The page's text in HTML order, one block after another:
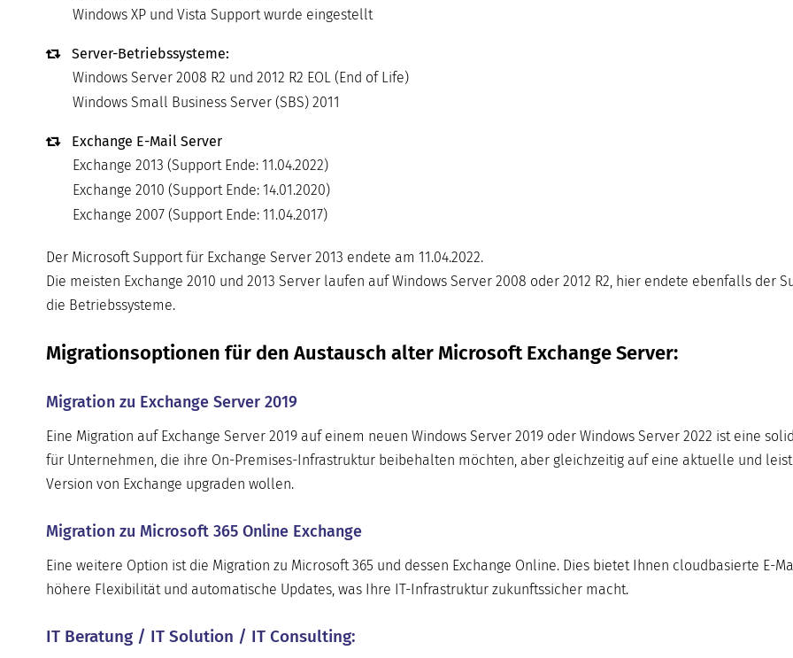
Windows XP und Vista Support wurde eingestellt
Server-Betriebssysteme:
Windows Server 2008 R2 und 2012 R2 EOL (End of Life)
Windows Small Business Server (SBS) 2011
Exchange E-Mail Server
Exchange 2013 (Support Ende: 11.04.2022)
Exchange 2010 (Support Ende: 14.01.2020)
Exchange 2007 (Support Ende: 11.04.2017)
Der Microsoft Support für Exchange Server 2013 endete am 11.04.2022.
Die meisten Exchange 2010 und 2013 Server laufen auf Windows Server 2008 oder 2012 R2, hier endete ebenfalls der
die Betriebssysteme.
Migrationsoptionen für den Austausch alter Microsoft Exchange Server:
Migration zu Exchange Server 2019
Eine Migration auf Exchange Server 2019 auf einem neuen Windows Server 2019 oder Windows Server 2022 ist eine
für Unternehmen, die ihre On-Premises-Infrastruktur beibehalten möchten, aber gleichzeitig auf eine aktuelle und
Version von Exchange upgraden wollen.
Migration zu Microsoft 365 Online Exchange
Eine weitere Option ist die Migration zu Microsoft 365 und dessen Exchange Online. Dies bietet Ihnen cloudbasierte E-
höhere Flexibilität und automatische Updates, was Ihre IT-Infrastruktur zukunftssicher macht.
IT Beratung / IT Solution / IT Consulting: